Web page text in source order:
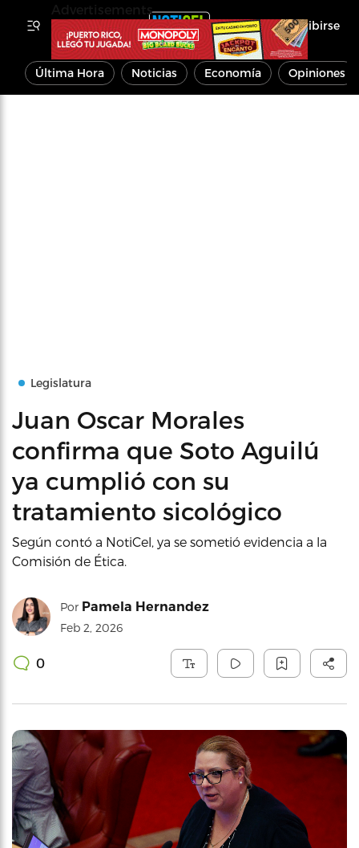
Inscribirse
Última Hora Noticias Economía Opiniones
Legislatura
Juan Oscar Morales
confirma que Soto Aguilú
ya cumplió con su
tratamiento sicológico
Según contó a NotiCel, ya se sometió evidencia a la
Comisión de Ética.
Por Pamela Hernandez
Feb 2, 2026
0
Advertisements